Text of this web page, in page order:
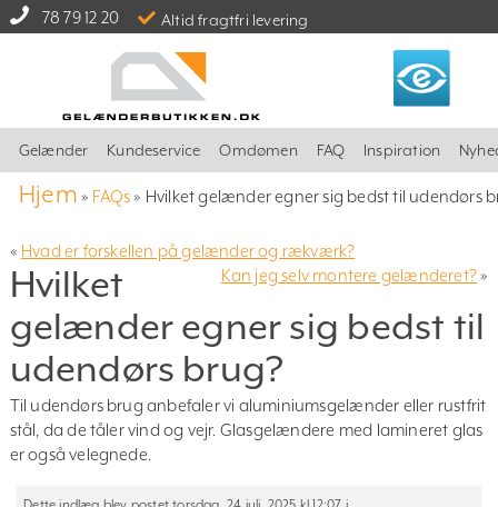
78 79 12 20 Altid fragtfri levering
Gelænder Kundeservice Omdømen FAQ Inspiration
Hjem » FAQs» Hvilket gelænder egner sig bedst til udendørs
« Hvad er forskellen på gelænder og rækværk?
Kan jeg selv montere gelænderet?»
Hvilket
gelænder egner sig bedst til
udendørs brug?
Til udendørs brug anbefaler vi aluminiumsgelænder eller rustfrit
stål, da de tåler vind og vejr. Glasgelændere med lamineret glas
er også velegnede.